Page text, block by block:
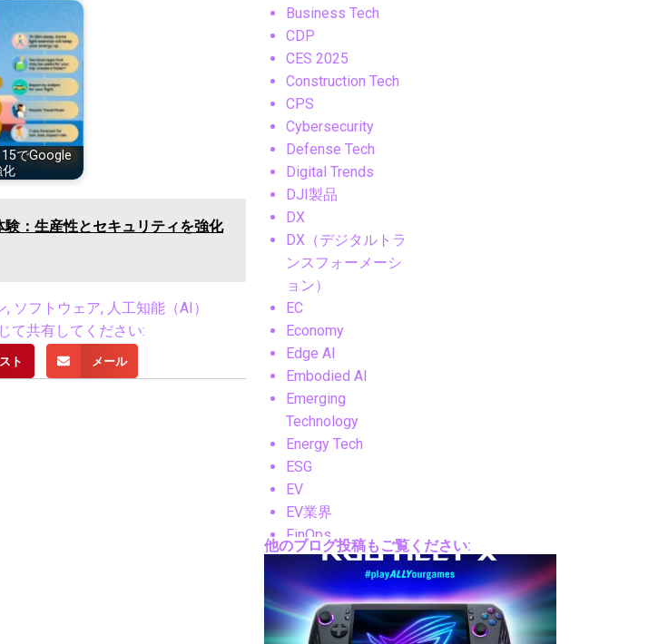
でGoogle
：生産性とセキュリティを強化
, ソフトウェア, 人工知能（AI）
て共有してください:
ト メール
Business Tech
CDP
CES 2025
Construction Tech
CPS
Cybersecurity
Defense Tech
Digital Trends
DJI製品
DX
DX（デジタルトラ
ンスフォーメーシ
ョン）
EC
Economy
Edge AI
Embodied AI
Emerging
Technology
Energy Tech
ESG
EV
EV業界
FinOps
FM
FPV
Future Technology
Gadgets
他のブログ投稿もご覧ください: